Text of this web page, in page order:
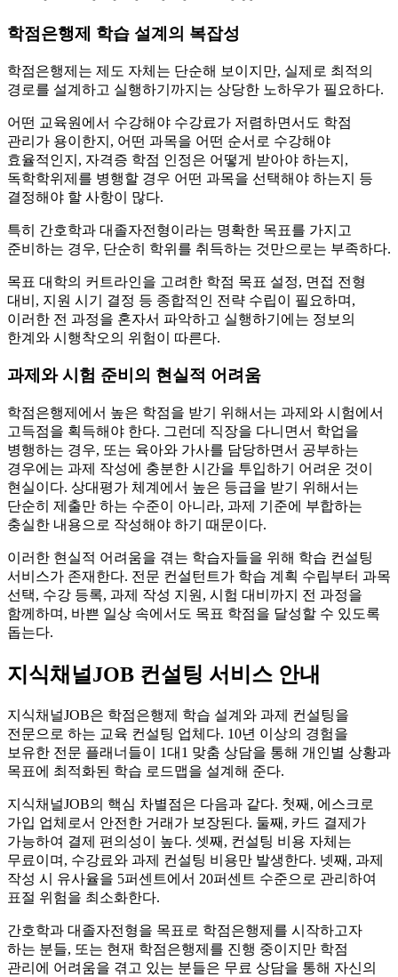
학점은행제 학습 설계의 복잡성
학점은행제는 제도 자체는 단순해 보이지만, 실제로 최적의
경로를 설계하고 실행하기까지는 상당한 노하우가 필요하다.
어떤 교육원에서 수강해야 수강료가 저렴하면서도 학점
관리가 용이한지, 어떤 과목을 어떤 순서로 수강해야
효율적인지, 자격증 학점 인정은 어떻게 받아야 하는지,
독학학위제를 병행할 경우 어떤 과목을 선택해야 하는지 등
결정해야 할 사항이 많다.
특히 간호학과 대졸자전형이라는 명확한 목표를 가지고
준비하는 경우, 단순히 학위를 취득하는 것만으로는 부족하다.
목표 대학의 커트라인을 고려한 학점 목표 설정, 면접 전형
대비, 지원 시기 결정 등 종합적인 전략 수립이 필요하며,
이러한 전 과정을 혼자서 파악하고 실행하기에는 정보의
한계와 시행착오의 위험이 따른다.
과제와 시험 준비의 현실적 어려움
학점은행제에서 높은 학점을 받기 위해서는 과제와 시험에서
고득점을 획득해야 한다. 그런데 직장을 다니면서 학업을
병행하는 경우, 또는 육아와 가사를 담당하면서 공부하는
경우에는 과제 작성에 충분한 시간을 투입하기 어려운 것이
현실이다. 상대평가 체계에서 높은 등급을 받기 위해서는
단순히 제출만 하는 수준이 아니라, 과제 기준에 부합하는
충실한 내용으로 작성해야 하기 때문이다.
이러한 현실적 어려움을 겪는 학습자들을 위해 학습 컨설팅
서비스가 존재한다. 전문 컨설턴트가 학습 계획 수립부터 과목
선택, 수강 등록, 과제 작성 지원, 시험 대비까지 전 과정을
함께하며, 바쁜 일상 속에서도 목표 학점을 달성할 수 있도록
돕는다.
지식채널JOB 컨설팅 서비스 안내
지식채널JOB은 학점은행제 학습 설계와 과제 컨설팅을
전문으로 하는 교육 컨설팅 업체다. 10년 이상의 경험을
보유한 전문 플래너들이 1대1 맞춤 상담을 통해 개인별 상황과
목표에 최적화된 학습 로드맵을 설계해 준다.
지식채널JOB의 핵심 차별점은 다음과 같다. 첫째, 에스크로
가입 업체로서 안전한 거래가 보장된다. 둘째, 카드 결제가
가능하여 결제 편의성이 높다. 셋째, 컨설팅 비용 자체는
무료이며, 수강료와 과제 컨설팅 비용만 발생한다. 넷째, 과제
작성 시 유사율을 5퍼센트에서 20퍼센트 수준으로 관리하여
표절 위험을 최소화한다.
간호학과 대졸자전형을 목표로 학점은행제를 시작하고자
하는 분들, 또는 현재 학점은행제를 진행 중이지만 학점
관리에 어려움을 겪고 있는 분들은 무료 상담을 통해 자신의